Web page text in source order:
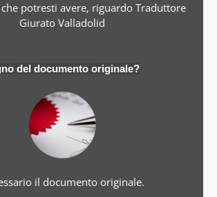
potresti avere, riguardo Traduttore
Giurato Valladolid
del documento originale?
il documento originale.